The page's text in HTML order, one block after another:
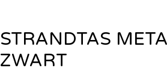
STRANDTAS
ZWART